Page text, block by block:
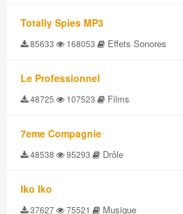
Totally Spies MP3
85633 168053 Effets Sonores
Le Professionnel
48725 107523 Films
7eme Compagnie
48538 95293 Drôle
Iko Iko
37627 75521 Musique